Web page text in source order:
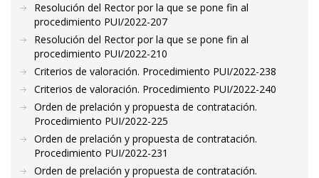
Resolución del Rector por la que se pone fin al
procedimiento PUI/2022-207
Resolución del Rector por la que se pone fin al
procedimiento PUI/2022-210
Criterios de valoración. Procedimiento PUI/2022-238
Criterios de valoración. Procedimiento PUI/2022-240
Orden de prelación y propuesta de contratación.
Procedimiento PUI/2022-225
Orden de prelación y propuesta de contratación.
Procedimiento PUI/2022-231
Orden de prelación y propuesta de contratación.